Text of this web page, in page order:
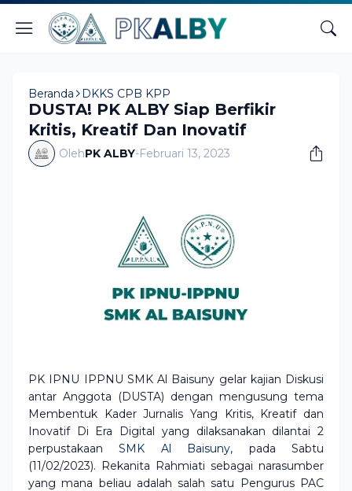
Beranda DKKS CPB KPP
DUSTA! PK ALBY Siap Berfikir
Kritis, Kreatif Dan Inovatif
OlehPK ALBY-Februari 13, 2023
PK IPNU IPPNU SMK Al Baisuny gelar kajian Diskusi
antar Anggota (DUSTA) dengan mengusung tema
Membentuk Kader Jurnalis Yang Kritis, Kreatif dan
Inovatif Di Era Digital yang dilaksanakan dilantai 2
perpustakaanSMK Al Baisuny, pada Sabtu
(11/02/2023). Rekanita Rahmiati sebagai narasumber
yang mana beliau adalah salah satu Pengurus PAC